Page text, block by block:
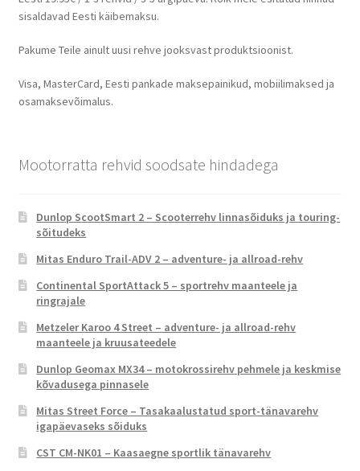
sisaldavad Eesti käibemaksu.
Pakume Teile ainult uusi rehve jooksvast produktsioonist.
Visa, MasterCard, Eesti pankade maksepainikud, mobiilimaksed ja
osamaksevõimalus.
Mootorratta rehvid soodsate hindadega
Dunlop ScootSmart 2 – Scooterrehv linnasõiduks ja touring-
sõitudeks
Mitas Enduro Trail-ADV 2 – adventure- ja allroad-rehv
Continental SportAttack 5 – sportrehv maanteele ja
ringrajale
Metzeler Karoo 4 Street – adventure- ja allroad-rehv
maanteele ja kruusateedele
Dunlop Geomax MX34 – motokrossirehv pehmele ja keskmise
kõvadusega pinnasele
Mitas Street Force – Tasakaalustatud sport-tänavarehv
igapäevaseks sõiduks
CST CM-NK01 – Kaasaegne sportlik tänavarehv